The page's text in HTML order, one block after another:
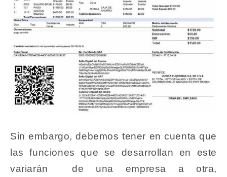
Sin embargo, debemos tener en cuenta que
las funciones que se desarrollan en este
variarán de una empresa a otra,